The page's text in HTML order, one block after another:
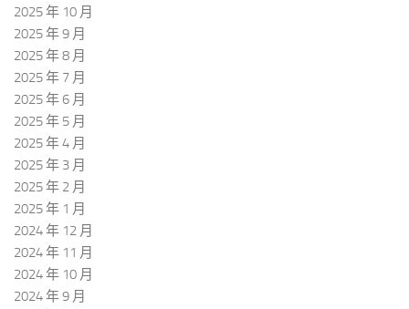
2025 年 10 月
2025 年 9 月
2025 年 8 月
2025 年 7 月
2025 年 6 月
2025 年 5 月
2025 年 4 月
2025 年 3 月
2025 年 2 月
2025 年 1 月
2024 年 12 月
2024 年 11 月
2024 年 10 月
2024 年 9 月